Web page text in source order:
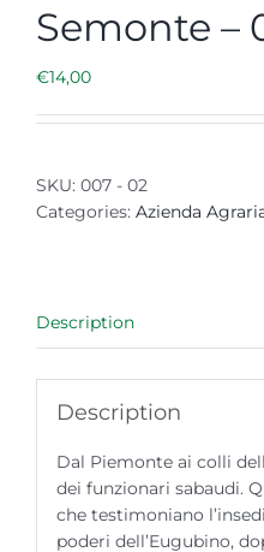
Semonte –
€14,00
SKU: 007 - 02
Categories: Azienda
Description
Description
Dal Piemonte ai colli
dei funzionari sabaudi.
che testimoniano
poderi dell’Eugubino,